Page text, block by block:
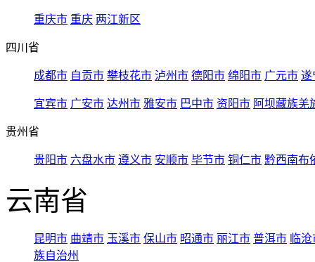
重庆市 重庆 两江新区
四川省
成都市 自贡市 攀枝花市 泸州市 德阳市 绵阳市 广元市 遂
宜宾市 广安市 达州市 雅安市 巴中市 资阳市 阿坝藏族羌
贵州省
贵阳市 六盘水市 遵义市 安顺市 毕节市 铜仁市 黔西南布
云南省
昆明市 曲靖市 玉溪市 保山市 昭通市 丽江市 普洱市 临
族自治州